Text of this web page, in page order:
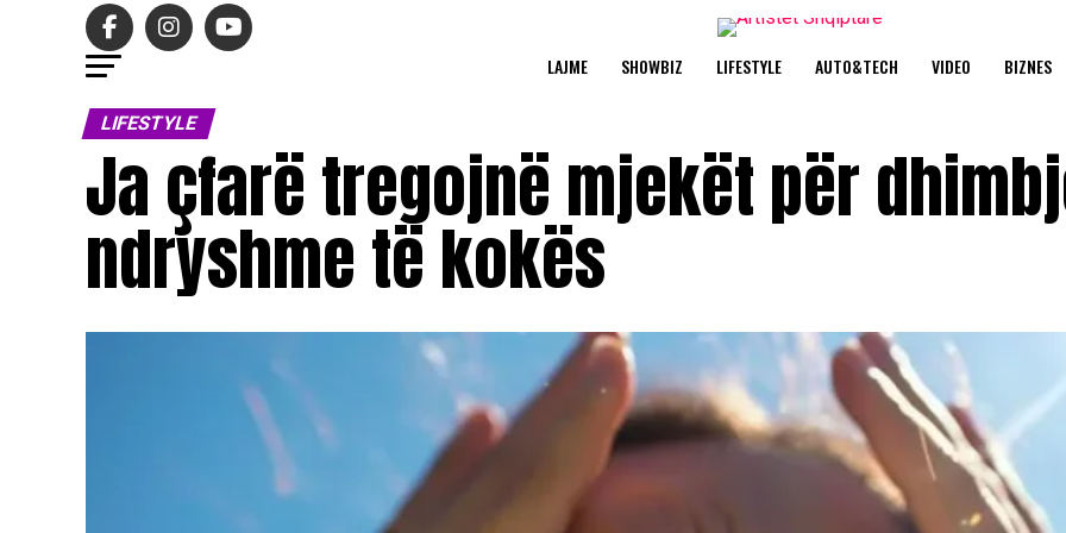
LAJME SHOWBIZ LIFESTYLE AUTO&TECH VIDEO BIZNES
LIFESTYLE
Ja çfarë tregojnë mjekët për
ndryshme të kokës